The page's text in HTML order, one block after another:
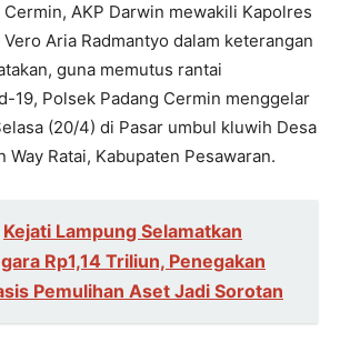
Cermin, AKP Darwin mewakili Kapolres
Aria Radmantyo dalam keterangan
guna memutus rantai
19, Polsek Padang Cermin menggelar
(20/4) di Pasar umbul kluwih Desa
Way Ratai, Kabupaten Pesawaran.
Kejati Lampung Selamatkan
Rp1,14 Triliun, Penegakan
Pemulihan Aset Jadi Sorotan